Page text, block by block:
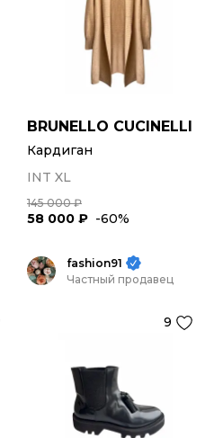
BRUNELLO CUCINELLI
Кардиган
INT XL
145 000 ₽
58 000 ₽ -60%
fashion91
Частный продавец
9